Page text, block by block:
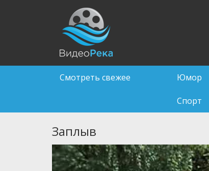
Смотреть свежее Юмор
Спорт
Заплыв